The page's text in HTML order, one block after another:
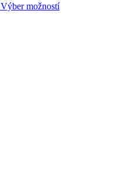
Výber možnostíTento